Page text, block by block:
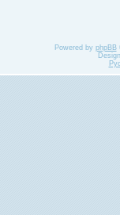
Powered by phpBB